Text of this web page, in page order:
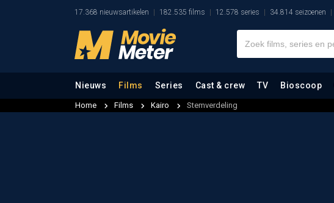
17.368 nieuwsartikelen 182.535 films 12.578 series 34.814 seizoenen
Nieuws Films Series Cast & crew TV Bioscoop
Home Films Kairo Stemverdeling